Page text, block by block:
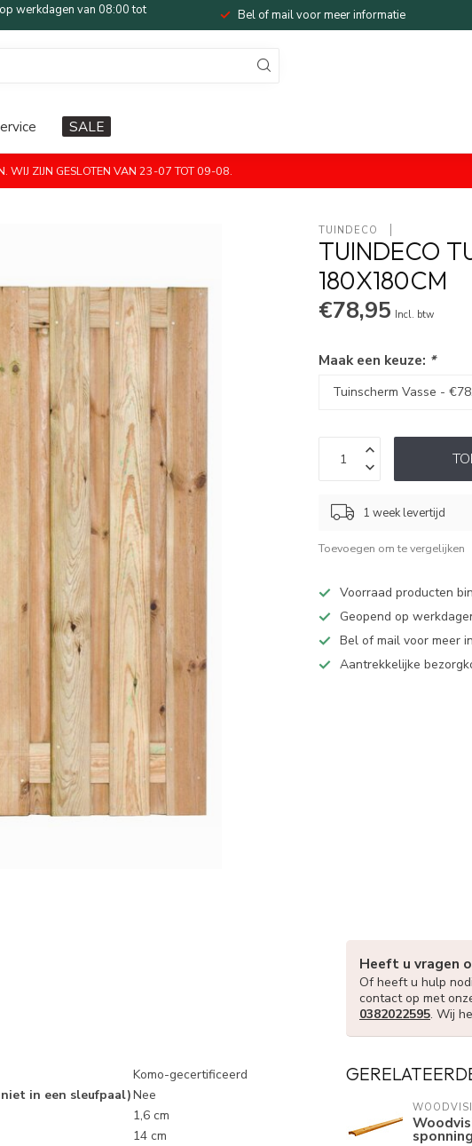
werkdagen van 08:00 tot Bel of mail voor meer informatie
SALE
WIJ ZIJN GESLOTEN VAN 23-07 TOT 09-08.
TUINDECO
TUINDECO
180X180CM
€78,95 Incl. btw
Maak een keuze: *
1 week levertijd
Toevoegen om te vergelijken
Voorraad producten
Geopend op
Bel of mail voor meer
Aantrekkelijke
Komo-gecertificeerd
in een sleufpaal)Nee
1,6 cm
14 cm
Heeft u vragen
Of heeft u hulp
contact op met
0382022595. Wij